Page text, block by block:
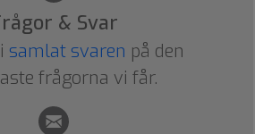
& Svar
samlat svaren på den
frågorna vi får.